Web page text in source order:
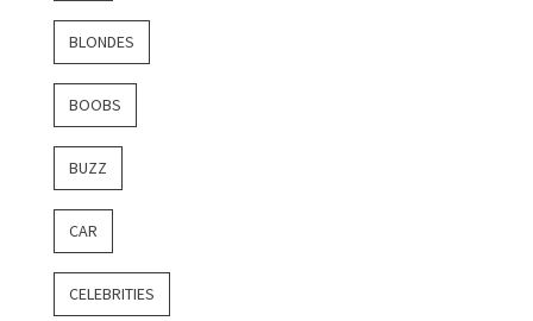
BLONDES
BOOBS
BUZZ
CAR
CELEBRITIES